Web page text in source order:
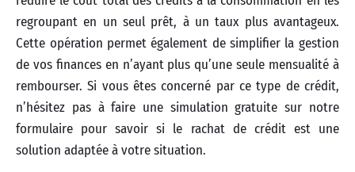
regroupant en un seul prêt, à un taux plus avantageux.
Cette opération permet également de simplifier la gestion
de vos finances en n’ayant plus qu’une seule mensualité à
rembourser. Si vous êtes concerné par ce type de crédit,
n’hésitez pas à faire une simulation gratuite sur notre
formulaire pour savoir si le rachat de crédit est une
solution adaptée à votre situation.